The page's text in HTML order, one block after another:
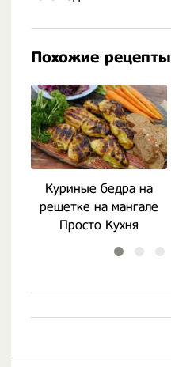
Похожие рецепты
Куриные бедра на
решетке на мангале
Просто Кухня